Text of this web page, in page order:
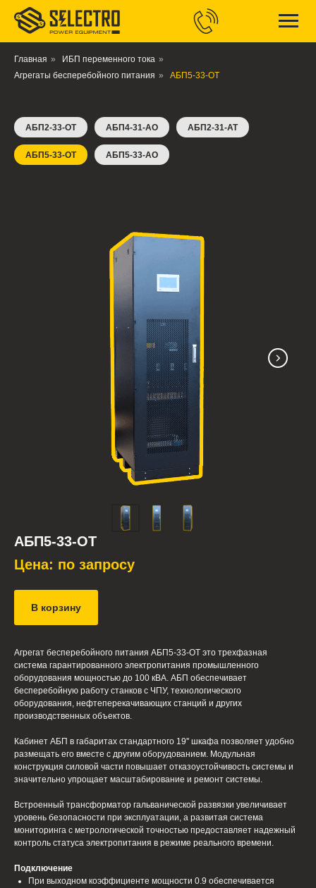
Главная » ИБП переменного тока »
Агрегаты бесперебойного питания » АБП5-33-ОТ
АБП2-33-ОТ АБП4-31-АО АБП2-31-АТ
АБП5-33-ОТ АБП5-33-АО
АБП5-33-ОТ
Цена: по запросу
В корзину
Агрегат бесперебойного питания АБП5-33-OT это трехфазная
система гарантированного электропитания промышленного
оборудования мощностью до 100 кВА. АБП обеспечивает
бесперебойную работу станков с ЧПУ, технологического
оборудования, нефтеперекачивающих станций и других
производственных объектов.
Кабинет АБП в габаритах стандартного 19'' шкафа позволяет удобно
размещать его вместе с другим оборудованием. Модульная
конструкция силовой части повышает отказоустойчивость системы и
значительно упрощает масштабирование и ремонт системы.
Встроенный трансформатор гальванической развязки увеличивает
уровень безопасности при эксплуатации, а развитая система
мониторинга с метрологической точностью предоставляет надежный
контроль статуса электропитания в режиме реального времени.
Подключение
При выходном коэффициенте мощности 0.9 обеспечивается